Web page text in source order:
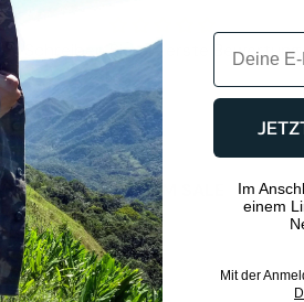
Schreiben Sie die erste Bewertung
JETZT IM SALE
Im
einem
Mit der